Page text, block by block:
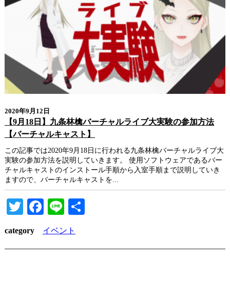
2020年9月12日
【9月18日】九条林檎バーチャルライブ大実験の参加方法
【バーチャルキャスト】
この記事では2020年9月18日に行われる九条林檎バーチャルライブ大
実験の参加方法を説明していきます。 使用ソフトウェアであるバー
チャルキャストのインストール手順から入室手順まで説明していき
ますので、バーチャルキャストを...
TwitterFacebook
Line
category イベント